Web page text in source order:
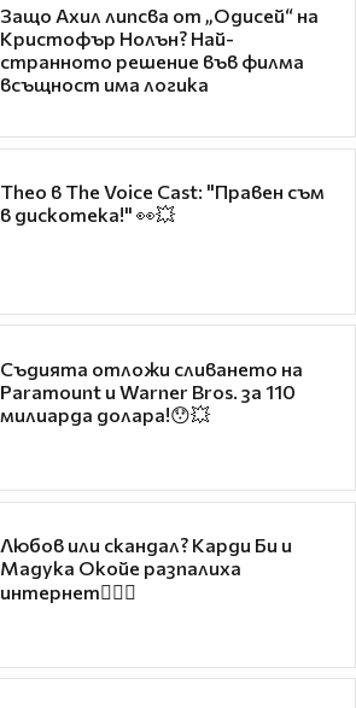
Защо Ахил липсва от „Одисей“ на
Кристофър Нолън? Най-
странното решение във филма
всъщност има логика
Theo в The Voice Cast: "Правен съм
в дискотека!" 👀💥
Съдията отложи сливането на
Paramount и Warner Bros. за 110
милиарда долара!😯💥
Любов или скандал? Карди Би и
Мадука Окойе разпалиха
интернет❤️‍🔥🔥